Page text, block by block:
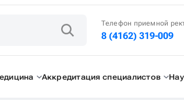
Телефон приемной
8 (4162) 319-009
Аккредитация специалистов